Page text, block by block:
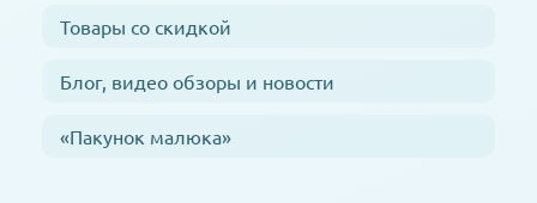
Товары со скидкой
Блог, видео обзоры и новости
«Пакунок малюка»